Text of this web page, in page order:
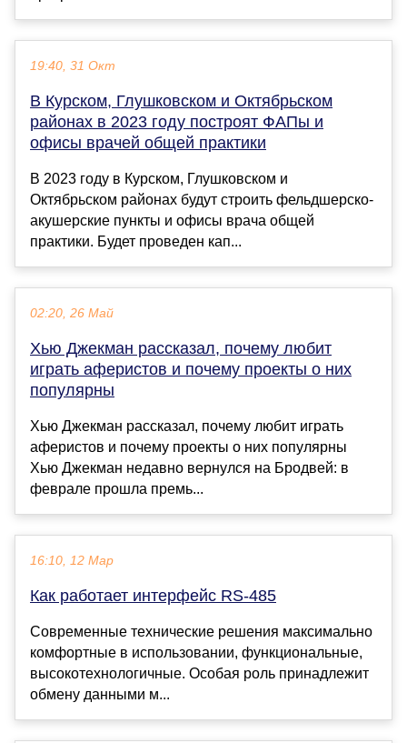
19:40, 31 Окт
В Курском, Глушковском и Октябрьском
районах в 2023 году построят ФАПы и
офисы врачей общей практики
В 2023 году в Курском, Глушковском и
Октябрьском районах будут строить фельдшерско-
акушерские пункты и офисы врача общей
практики. Будет проведен кап...
02:20, 26 Май
Хью Джекман рассказал, почему любит
играть аферистов и почему проекты о них
популярны
Хью Джекман рассказал, почему любит играть
аферистов и почему проекты о них популярны
Хью Джекман недавно вернулся на Бродвей: в
феврале прошла премь...
16:10, 12 Мар
Как работает интерфейс RS-485
Современные технические решения максимально
комфортные в использовании, функциональные,
высокотехнологичные. Особая роль принадлежит
обмену данными м...